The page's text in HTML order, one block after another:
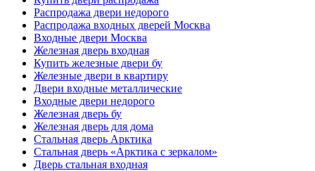
Распродажа двери недорого
Распродажа входных дверей Москва
Входные двери Москва
Железная дверь входная
Купить железные двери бу
Железные двери в квартиру
Двери входные металлические
Входные двери недорого
Железная дверь бу
Железная дверь для дома
Стальная дверь Арктика
Стальная дверь «Арктика с зеркалом»
Дверь стальная входная